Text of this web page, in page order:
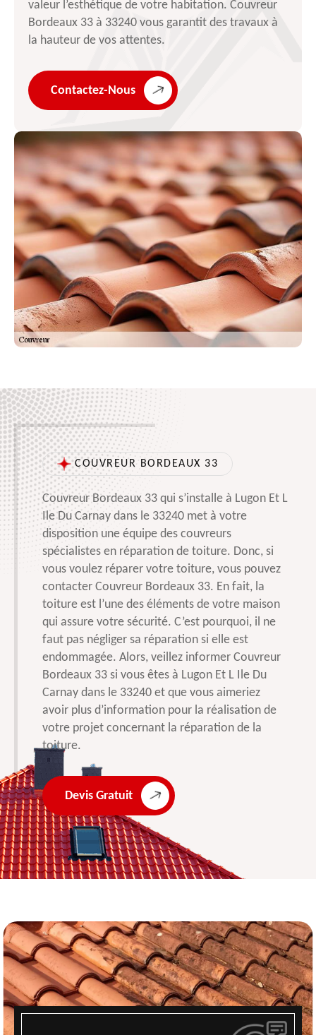
valeur l’esthétique de votre habitation. Couvreur
Bordeaux 33 à 33240 vous garantit des travaux à
la hauteur de vos attentes.
Contactez-Nous
COUVREUR BORDEAUX 33
Couvreur Bordeaux 33 qui s’installe à Lugon Et L
Ile Du Carnay dans le 33240 met à votre
disposition une équipe des couvreurs
spécialistes en réparation de toiture. Donc, si
vous voulez réparer votre toiture, vous pouvez
contacter Couvreur Bordeaux 33. En fait, la
toiture est l’une des éléments de votre maison
qui assure votre sécurité. C’est pourquoi, il ne
faut pas négliger sa réparation si elle est
endommagée. Alors, veillez informer Couvreur
Bordeaux 33 si vous êtes à Lugon Et L Ile Du
Carnay dans le 33240 et que vous aimeriez
avoir plus d’information pour la réalisation de
votre projet concernant la réparation de la
toiture.
Devis Gratuit